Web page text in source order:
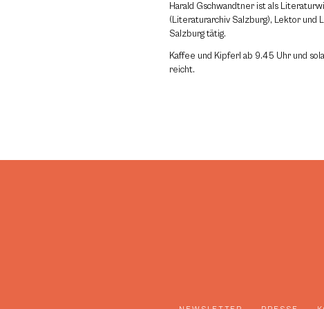
Harald Gschwandtner ist als
(Literaturarchiv Salzburg), Lektor und
Salzburg tätig.
Kaffee und Kipferl ab 9.45 Uhr und
reicht.